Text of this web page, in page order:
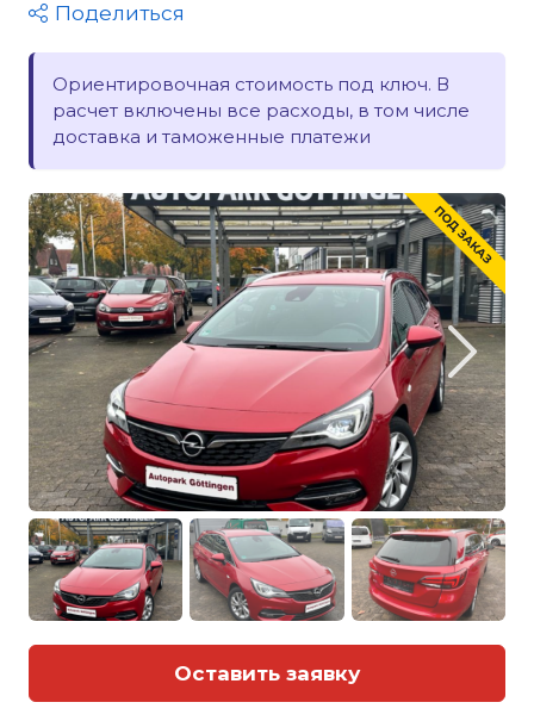
Поделиться
Ориентировочная стоимость под ключ. В
расчет включены все расходы, в том числе
доставка и таможенные платежи
Оставить заявку